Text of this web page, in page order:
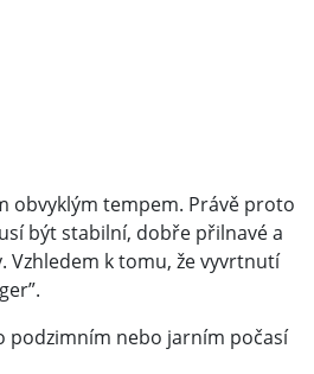
obvyklým tempem. Právě proto
být stabilní, dobře přilnavé a
Vzhledem k tomu, že vyvrtnutí
podzimním nebo jarním počasí